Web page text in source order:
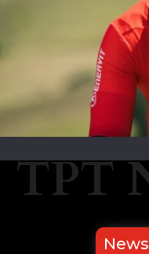
TPT